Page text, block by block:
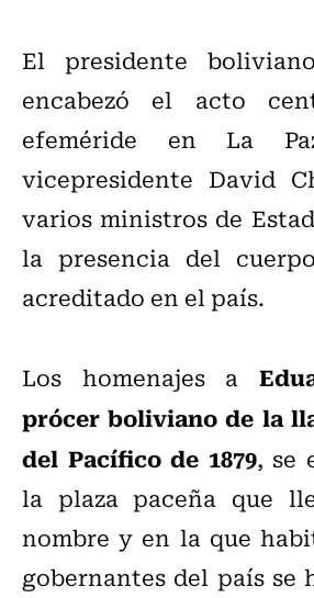
El presidente
encabezó el acto
efeméride en La
vicepresidente David
varios ministros de
la presencia del
acreditado en el país.
Los homenajes a
prócer boliviano de la
del Pacífico de 1879, se
la plaza paceña que
nombre y en la que
gobernantes del país se